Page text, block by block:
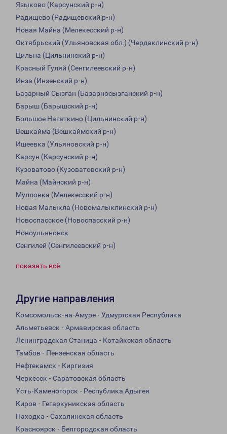
Языково (Карсунский р-н)
Радищево (Радищевский р-н)
Новая Майна (Мелекесский р-н)
Октябрьский (Ульяновская обл.) (Чердаклинский р-н)
Цильна (Цильнинский р-н)
Красный Гуляй (Сенгилеевский р-н)
Инза (Инзенский р-н)
Базарный Сызган (Базарносызганский р-н)
Барыш (Барышский р-н)
Большое Нагаткино (Цильнинский р-н)
Вешкайма (Вешкаймский р-н)
Ишеевка (Ульяновский р-н)
Карсун (Карсунский р-н)
Кузоватово (Кузоватовский р-н)
Майна (Майнский р-н)
Мулловка (Мелекесский р-н)
Новая Малыкла (Новомалыклинский р-н)
Новоспасское (Новоспасский р-н)
Новоульяновск
Сенгилей (Сенгилеевский р-н)
показать всё
Другие направления
Комсомольск-на-Амуре - Удмуртская Республика
Альметьевск - Армавирская область
Ленинградская Станица - Котайкская область
Тамбов - Пензенская область
Нефтекамск - Киргизия
Черкесск - Саратовская область
Усть-Каменогорск - Республика Адыгея
Киров - Гегаркуникская область
Находка - Сахалинская область
Красноярск - Белгородская область